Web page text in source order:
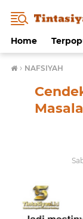
Home
› NAFSIYAH